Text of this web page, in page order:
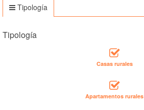
Tipología
Tipología
Casas rurales
Apartamentos rurales